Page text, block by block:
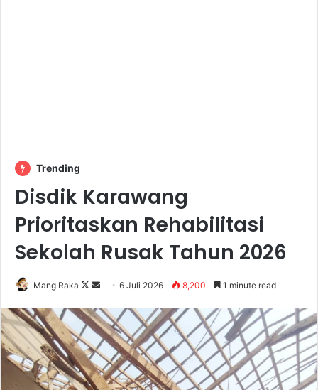
Trending
Disdik Karawang
Prioritaskan Rehabilitasi
Sekolah Rusak Tahun 2026
Mang Raka
Follow
X
Send
email
6 Juli 2026 8,200 1 minute read